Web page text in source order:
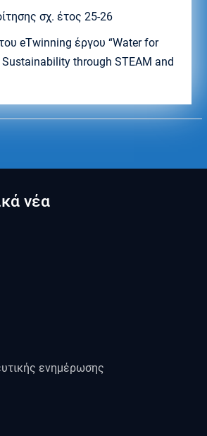
σχ. έτος 25-26
eTwinning έργου “Water for
through STEAM and
νέα
ενημέρωσης